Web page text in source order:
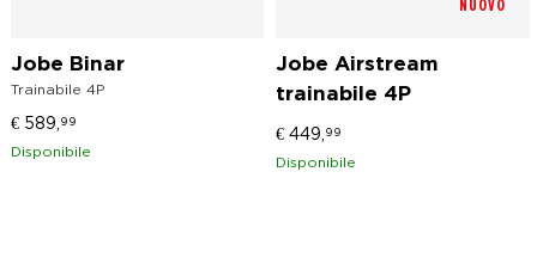
Jobe Binar
Trainabile 4P
€ 589, 99
Disponibile
NUOVO
Jobe Airstream
trainabile 4P
€ 449, 99
Disponibile